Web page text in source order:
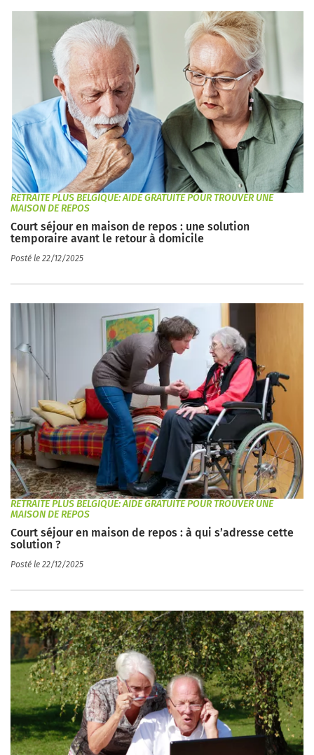
RETRAITE PLUS BELGIQUE: AIDE GRATUITE POUR TROUVER UNE
MAISON DE REPOS
Court séjour en maison de repos : une solution
temporaire avant le retour à domicile
Posté le 22/12/2025
RETRAITE PLUS BELGIQUE: AIDE GRATUITE POUR TROUVER UNE
MAISON DE REPOS
Court séjour en maison de repos : à qui s’adresse cette
solution ?
Posté le 22/12/2025